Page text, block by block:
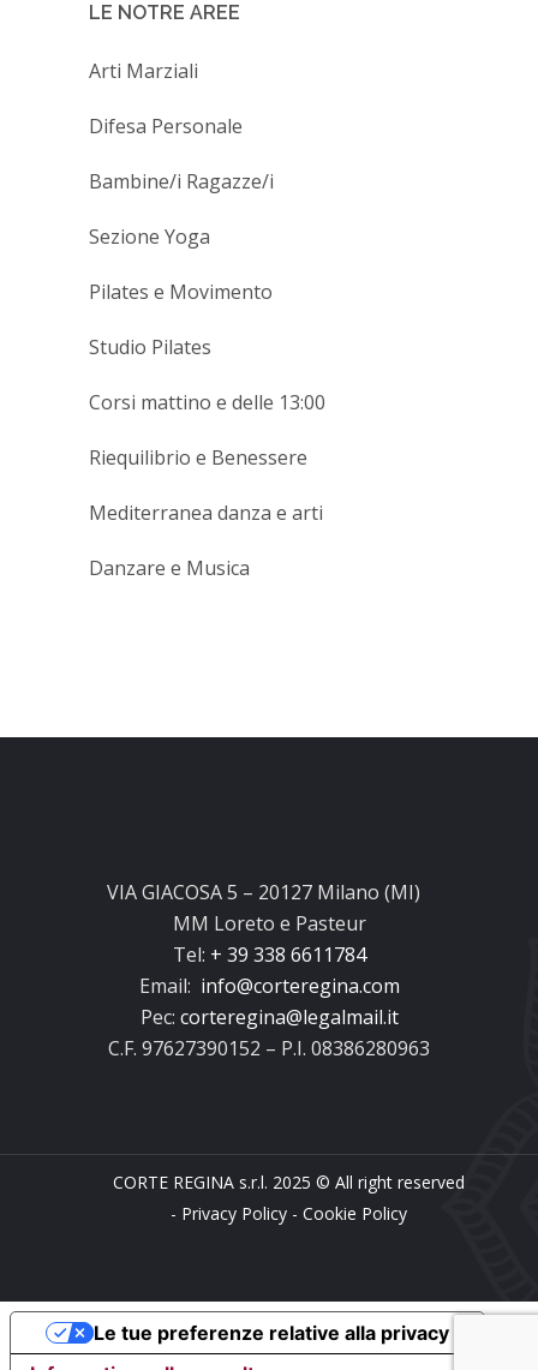
LE NOTRE AREE
Arti Marziali
Difesa Personale
Bambine/i Ragazze/i
Sezione Yoga
Pilates e Movimento
Studio Pilates
Corsi mattino e delle 13:00
Riequilibrio e Benessere
Mediterranea danza e arti
Danzare e Musica
VIA GIACOSA 5 – 20127 Milano (MI)
MM Loreto e Pasteur
Tel: + 39 338 6611784
Email: info@corteregina.com
Pec: corteregina@legalmail.it
C.F. 97627390152 – P.I. 08386280963
CORTE REGINA s.r.l. 2025 © All right reserved
- Privacy Policy- Cookie Policy
Le tue preferenze relative alla privacy